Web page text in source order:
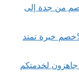
جدة الى ينبع بـ35%خصم من جدة إلى
شركة نقل اثاث بالمدينة بـ35%خصم خبرة تمتد
بـ30%خصم جاهزون لخدمتكم